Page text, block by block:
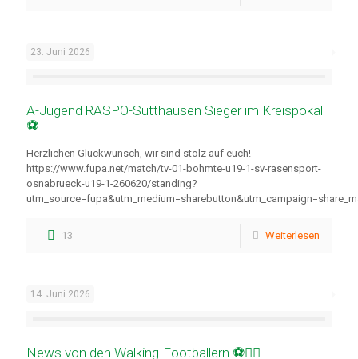
23. Juni 2026
A-Jugend RASPO-Sutthausen Sieger im Kreispokal
⚽
Herzlichen Glückwunsch, wir sind stolz auf euch!
https://www.fupa.net/match/tv-01-bohmte-u19-1-sv-rasensport-
osnabrueck-u19-1-260620/standing?
13 Weiterlesen
14. Juni 2026
News von den Walking-Footballern ⚽🚶‍♂️